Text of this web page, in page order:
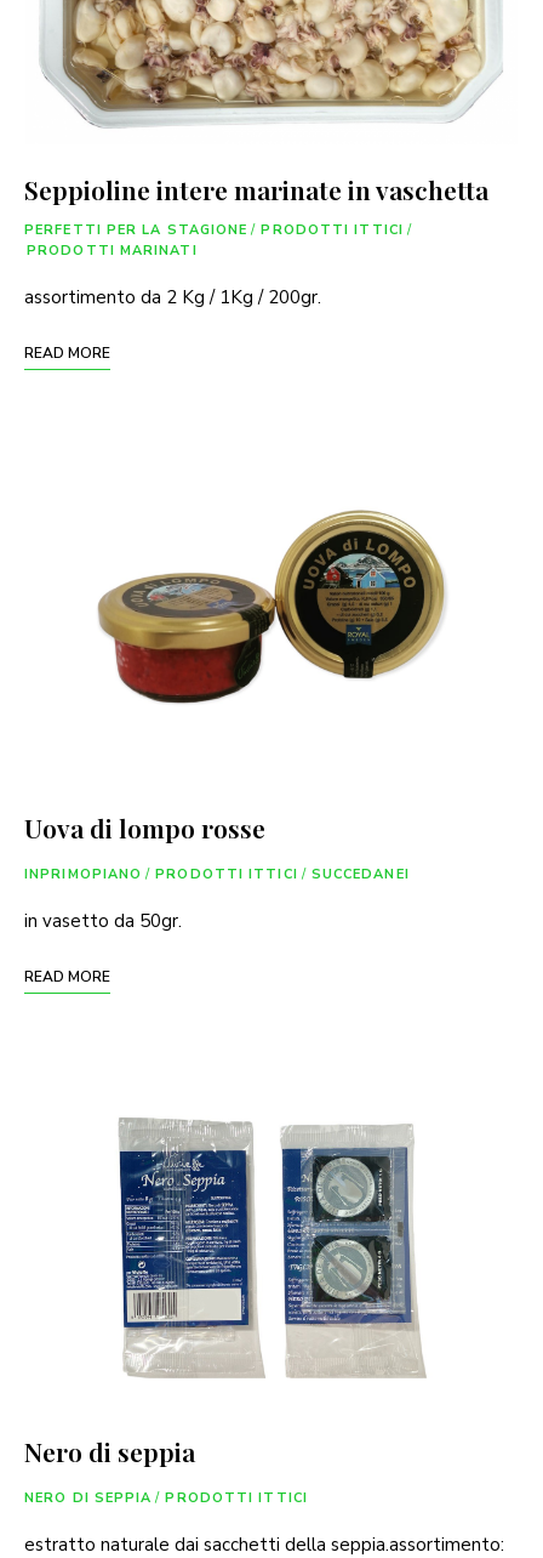
Seppioline intere marinate in vaschetta
PERFETTI PER LA STAGIONE / PRODOTTI ITTICI /
PRODOTTI MARINATI
assortimento da 2 Kg / 1Kg / 200gr.
READ MORE
Uova di lompo rosse
INPRIMOPIANO / PRODOTTI ITTICI / SUCCEDANEI
in vasetto da 50gr.
READ MORE
Nero di seppia
NERO DI SEPPIA / PRODOTTI ITTICI
estratto naturale dai sacchetti della seppia.assortimento: